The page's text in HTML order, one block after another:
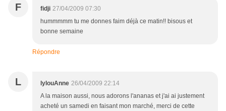
F fidji 27/04/2009 07:30
hummmmm tu me donnes faim déjà ce matin!! bisous et
bonne semaine
Répondre
L lylouAnne 26/04/2009 22:14
A la maison aussi, nous adorons l'ananas et j'ai ai justement
acheté un samedi en faisant mon marché, merci de cette